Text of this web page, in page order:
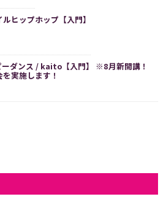
ヒップホップ【入門】
ーダンス / kaito【入門】 ※8月新開講！
実施します！